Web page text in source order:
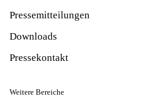
Pressemitteilungen
Downloads
Pressekontakt
Weitere Bereiche